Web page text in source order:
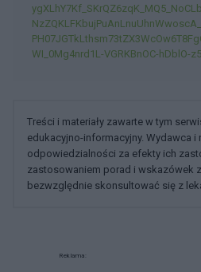
WI_0Mg4nrd1L-VGRKBnOC-hDblO-
Treści i materiały zawarte w tym
edukacyjno-informacyjny. Wydawca
odpowiedzialności za efekty ich
zastosowaniem porad i wskazówek
bezwzględnie skonsultować się z
Reklama: